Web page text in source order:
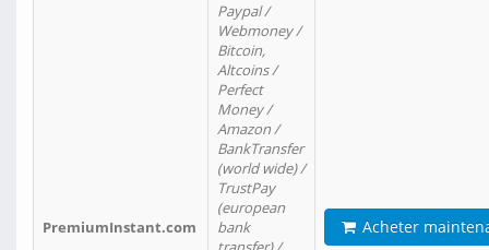
PremiumInstant.com
Paypal /
Webmoney /
Bitcoin,
Altcoins /
Perfect
Money /
Amazon /
BankTransfer
(world wide) /
TrustPay
(european
bank
Acheter